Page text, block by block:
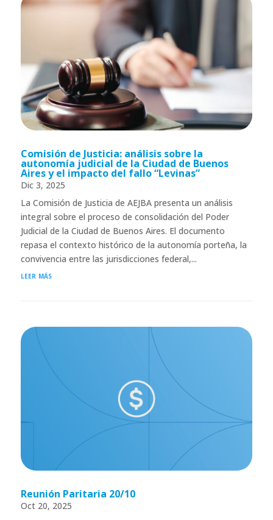
Comisión de Justicia: análisis sobre la
autonomía judicial de la Ciudad de Buenos
Aires y el impacto del fallo “Levinas”
Dic 3, 2025
La Comisión de Justicia de AEJBA presenta un análisis
integral sobre el proceso de consolidación del Poder
Judicial de la Ciudad de Buenos Aires. El documento
repasa el contexto histórico de la autonomía porteña, la
convivencia entre las jurisdicciones federal,...
leer más
Reunión Paritaria 20/10
Oct 20, 2025